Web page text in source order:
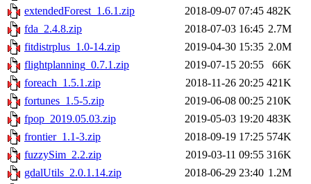
extendedForest_1.6.1.zip
2018-09-07 07:45 482K
fda_2.4.8.zip
2018-07-03 16:45 2.7M
fitdistrplus_1.0-14.zip
2019-04-30 15:35 2.0M
flightplanning_0.7.1.zip
2019-07-15 20:55
66K
foreach_1.5.1.zip
2018-11-26 20:25 421K
fortunes_1.5-5.zip
2019-06-08 00:25 210K
fpop_2019.05.03.zip
2019-05-03 19:20 483K
frontier_1.1-3.zip
2018-09-19 17:25 574K
fuzzySim_2.2.zip
2019-03-11 09:55 316K
gdalUtils_2.0.1.14.zip
2018-06-29 23:40 1.2M